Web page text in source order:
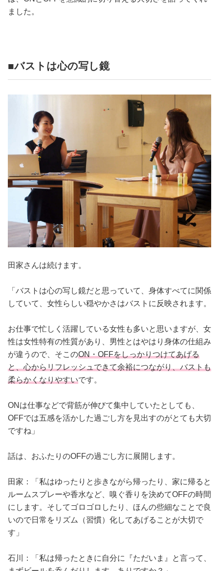
ました。
■バストは心の写し鏡
田家さんは続けます。
「バストは心の写し鏡だと思っていて、身体すべてに関係
していて、女性らしい穏やかさはバストに反映されます。
お仕事で忙しく活躍している女性も多いと思いますが、女
性は女性特有の性質があり、男性とはやはり身体の仕組み
が違うので、そこのON・OFFをしっかりつけてあげる
と、心からリフレッシュできて余裕につながり、バストも
柔らかくなりやすいです。
ONは仕事などで背筋が伸びて集中していたとしても、
OFFでは五感を活かした過ごし方を見出すのがとても大切
ですね」
話は、おふたりのOFFの過ごし方に展開します。
田家：「私はゆったりと歩きながら帰ったり、家に帰ると
ルームスプレーや香水など、嗅ぐ香りを決めてOFFの時間
にします。そしてゴロゴロしたり、ほんの些細なことで良
いので日常をリズム（習慣）化してあげることが大切で
す」
石川：「私は帰ったときに自分に『ただいま』と言って、